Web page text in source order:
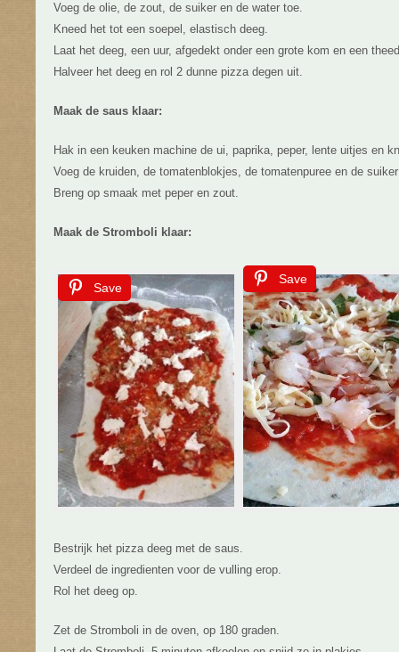
Voeg de olie, de zout, de suiker en de water toe.
Kneed het tot een soepel, elastisch deeg.
Laat het deeg, een uur, afgedekt onder een grote kom en een
Halveer het deeg en rol 2 dunne pizza degen uit.
Maak de saus klaar:
Hak in een keuken machine de ui, paprika, peper, lente uitjes en
Voeg de kruiden, de tomatenblokjes, de tomatenpuree en de
Breng op smaak met peper en zout.
Maak de Stromboli klaar:
Save
Save
Bestrijk het pizza deeg met de saus.
Verdeel de ingredienten voor de vulling erop.
Rol het deeg op.
Zet de Stromboli in de oven, op 180 graden.